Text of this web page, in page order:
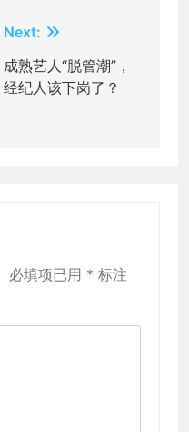
Next:
成熟艺人“脱管潮”，
经纪人该下岗了？
必填项已用 * 标注